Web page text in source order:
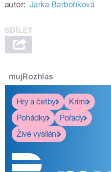
autor: Jarka Barboříková
mujRozhlas
Hry a četby
Krimi
Pohádky
Pořady
Živé vysílání